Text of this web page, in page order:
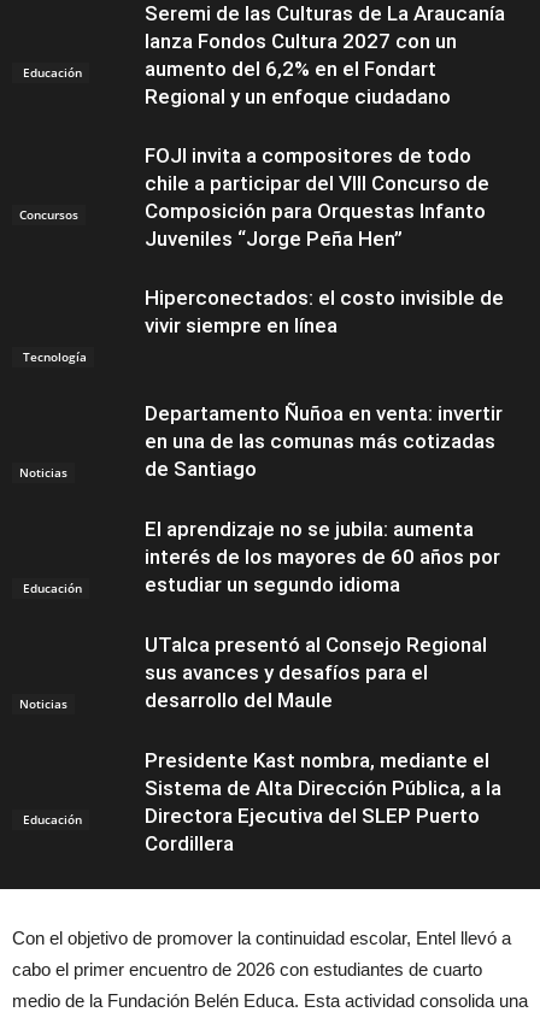
Educación
Seremi de las Culturas de La Araucanía
lanza Fondos Cultura 2027 con un
aumento del 6,2% en el Fondart
Regional y un enfoque ciudadano
Concursos
FOJI invita a compositores de todo
chile a participar del VIII Concurso de
Composición para Orquestas Infanto
Juveniles “Jorge Peña Hen”
Tecnología
Hiperconectados: el costo invisible de
vivir siempre en línea
Noticias
Departamento Ñuñoa en venta: invertir
en una de las comunas más cotizadas
de Santiago
Educación
El aprendizaje no se jubila: aumenta
interés de los mayores de 60 años por
estudiar un segundo idioma
Noticias
UTalca presentó al Consejo Regional
sus avances y desafíos para el
desarrollo del Maule
Educación
Presidente Kast nombra, mediante el
Sistema de Alta Dirección Pública, a la
Directora Ejecutiva del SLEP Puerto
Cordillera
Con el objetivo de promover la continuidad escolar, Entel llevó a
cabo el primer encuentro de 2026 con estudiantes de cuarto
medio de la Fundación Belén Educa. Esta actividad consolida una